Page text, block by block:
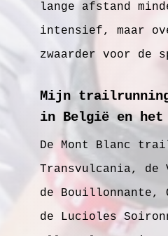
lange afstand
intensief, maar
zwaarder voor de
Mijn
in België en het
De Mont Blanc
Transvulcania,
de Bouillonnante,
de Lucioles